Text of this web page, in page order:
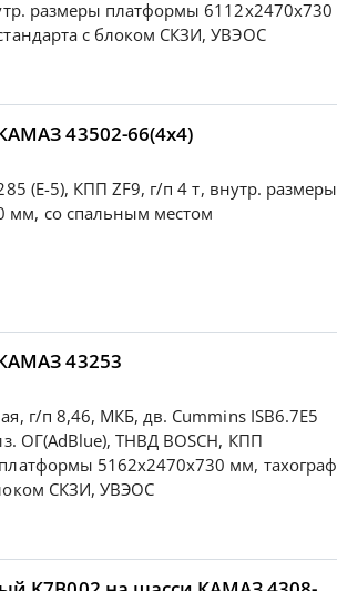
размеры платформы 6112х2470х730
с блоком СКЗИ, УВЭОС
Бортовой автомобиль КАМАЗ 43502-66(4х4)
(Е-5), КПП ZF9, г/п 4 т, внутр. размеры
мм, со спальным местом
43253
г/п 8,46, МКБ, дв. Сummins ISB6.7E5
ОГ(AdBlue), ТНВД BOSCH, КПП
5162х2470х730 мм, тахограф
СКЗИ, УВЭОС